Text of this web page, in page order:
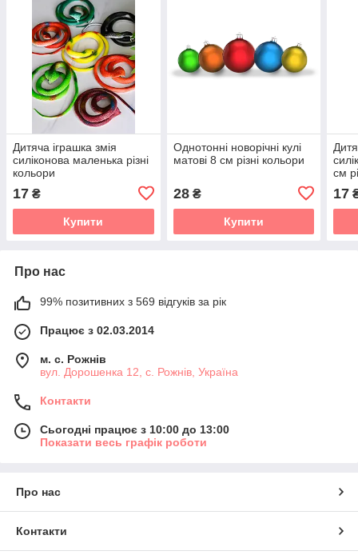
Дитяча іграшка змія
силіконова маленька різні
кольори
17 ₴
Купити
Однотонні новорічні кулі
матові 8 см різні кольори
28₴
Купити
см
17
Про нас
99% позитивних з 569 відгуків за рік
Працює з 02.03.2014
м. с. Рожнів
вул. Дорошенка 12, с. Рожнів, Україна
Контакти
Сьогодні працює з 10:00 до 13:00
Показати весь графік роботи
Про нас
Контакти